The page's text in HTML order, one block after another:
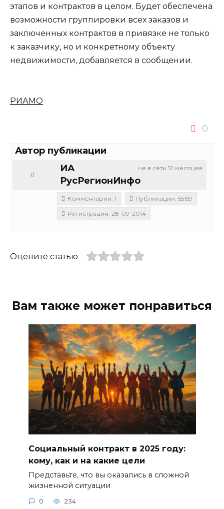
этапов и контрактов в целом. Будет обеспечена
возможности группировки всех заказов и
заключенных контрактов в привязке не только
к заказчику, но и конкретному объекту
недвижимости, добавляется в сообщении.
РИАМО
0
Автор публикации
не в сети 12 месяцев
ИА
РусРегионИнфо
0
Комментарии: 1
Публикации: 55159
Регистрация: 28-09-2014
Оцените статью
Вам также может понравиться
Социальный контракт в 2025 году:
кому, как и на какие цели
Представьте, что вы оказались в сложной
жизненной ситуации
0 234